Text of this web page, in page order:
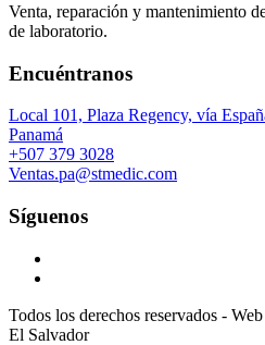
Venta, reparación y mantenimiento
de laboratorio.
Encuéntranos
Local 101, Plaza Regency, vía
Panamá
+507 379 3028
Ventas.pa@stmedic.com
Síguenos
Todos los derechos reservados -
El Salvador